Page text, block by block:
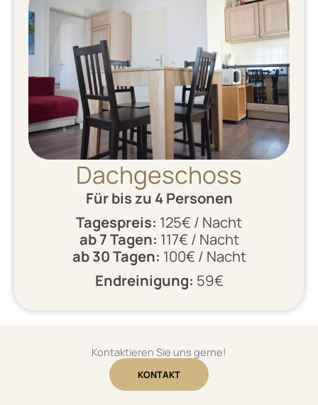
Dachgeschoss
Für bis zu 4 Personen
Tagespreis: 125€ / Nacht
ab 7 Tagen: 117€ / Nacht
ab 30 Tagen: 100€ / Nacht
Endreinigung: 59€
Kontaktieren Sie uns gerne!
KONTAKT